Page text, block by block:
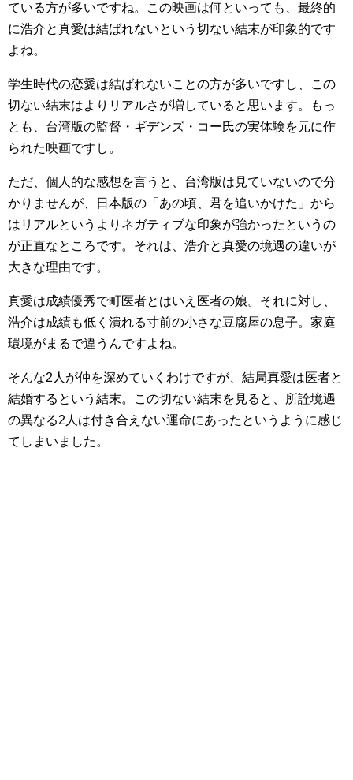
ている方が多いですね。この映画は何といっても、最終的
に浩介と真愛は結ばれないという切ない結末が印象的です
よね。
学生時代の恋愛は結ばれないことの方が多いですし、この
切ない結末はよりリアルさが増していると思います。もっ
とも、台湾版の監督・ギデンズ・コー氏の実体験を元に作
られた映画ですし。
ただ、個人的な感想を言うと、台湾版は見ていないので分
かりませんが、日本版の「あの頃、君を追いかけた」から
はリアルというよりネガティブな印象が強かったというの
が正直なところです。それは、浩介と真愛の境遇の違いが
大きな理由です。
真愛は成績優秀で町医者とはいえ医者の娘。それに対し、
浩介は成績も低く潰れる寸前の小さな豆腐屋の息子。家庭
環境がまるで違うんですよね。
そんな2人が仲を深めていくわけですが、結局真愛は医者と
結婚するという結末。この切ない結末を見ると、所詮境遇
の異なる2人は付き合えない運命にあったというように感じ
てしまいました。